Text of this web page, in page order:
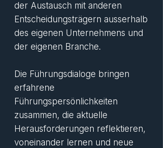
der Austausch mit anderen
Entscheidungsträgern ausserhalb
des eigenen Unternehmens und
der eigenen Branche.
Die Führungsdialoge bringen
erfahrene
Führungspersönlichkeiten
zusammen, die aktuelle
Herausforderungen reflektieren,
voneinander lernen und neue